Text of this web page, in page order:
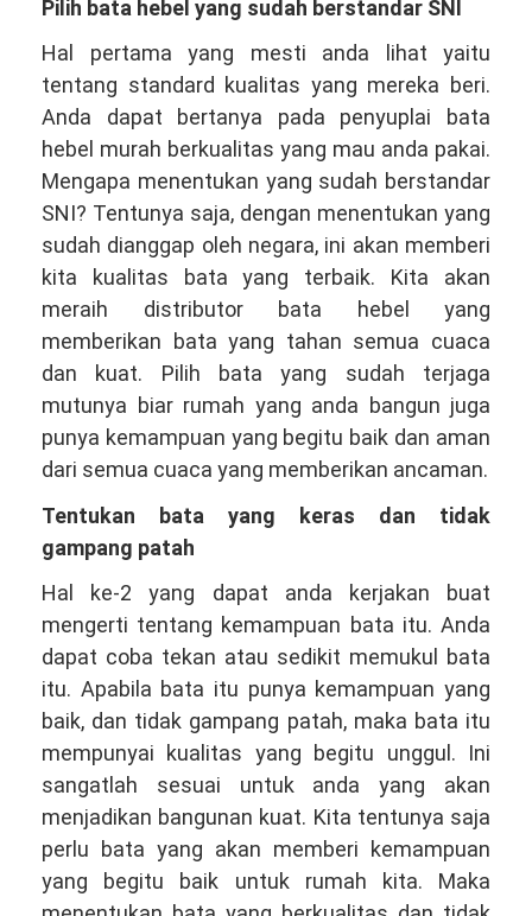
Pilih bata hebel yang sudah berstandar SNI
Hal pertama yang mesti anda lihat yaitu
tentang standard kualitas yang mereka beri.
Anda dapat bertanya pada penyuplai bata
hebel murah berkualitas yang mau anda pakai.
Mengapa menentukan yang sudah berstandar
SNI? Tentunya saja, dengan menentukan yang
sudah dianggap oleh negara, ini akan memberi
kita kualitas bata yang terbaik. Kita akan
meraih distributor bata hebel yang
memberikan bata yang tahan semua cuaca
dan kuat. Pilih bata yang sudah terjaga
mutunya biar rumah yang anda bangun juga
punya kemampuan yang begitu baik dan aman
dari semua cuaca yang memberikan ancaman.
Tentukan bata yang keras dan tidak
gampang patah
Hal ke-2 yang dapat anda kerjakan buat
mengerti tentang kemampuan bata itu. Anda
dapat coba tekan atau sedikit memukul bata
itu. Apabila bata itu punya kemampuan yang
baik, dan tidak gampang patah, maka bata itu
mempunyai kualitas yang begitu unggul. Ini
sangatlah sesuai untuk anda yang akan
menjadikan bangunan kuat. Kita tentunya saja
perlu bata yang akan memberi kemampuan
yang begitu baik untuk rumah kita. Maka